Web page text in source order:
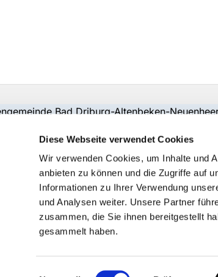
Diese Webseite verwendet Cookies
Wir verwenden Cookies, um Inhalte und
anbieten zu können und die Zugriffe auf
Informationen zu Ihrer Verwendung
und Analysen weiter. Unsere Partner
zusammen, die Sie ihnen bereitgestellt
gesammelt haben.
Einwilligungsauswahl
Bad Driburg-Altenbeken-